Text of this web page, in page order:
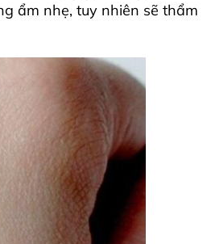
ẩm nhẹ, tuy nhiên sẽ thẩm